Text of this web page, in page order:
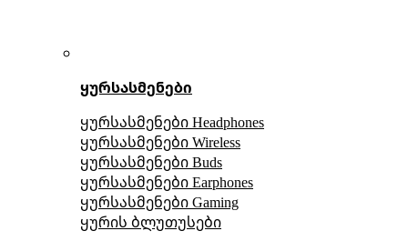
ყურსასმენები
ყურსასმენები Headphones
ყურსასმენები Wireless
ყურსასმენები Buds
ყურსასმენები Earphones
ყურსასმენები Gaming
ყურის ბლუთუსები